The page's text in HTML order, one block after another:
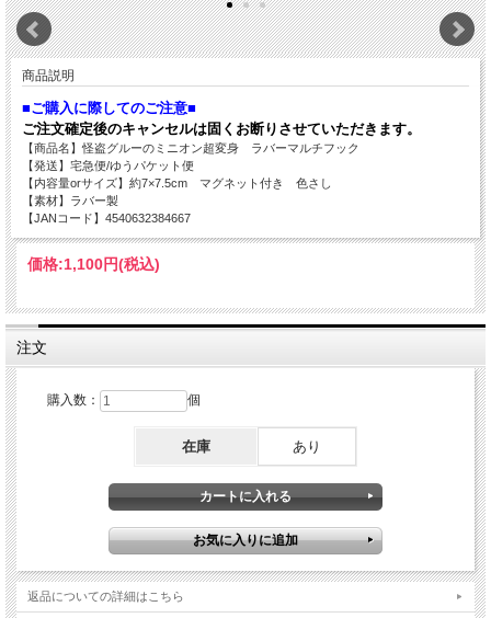
商品説明
■ご購入に際してのご注意■
ご注文確定後のキャンセルは固くお断りさせていただきます。
【商品名】怪盗グルーのミニオン超変身 ラバーマルチフック
【発送】宅急便/ゆうパケット便
【内容量orサイズ】約7×7.5cm マグネット付き 色さし
【素材】ラバー製
【JANコード】4540632384667
価格:1,100円(税込)
注文
購入数： 個
在庫 あり
返品についての詳細はこちら